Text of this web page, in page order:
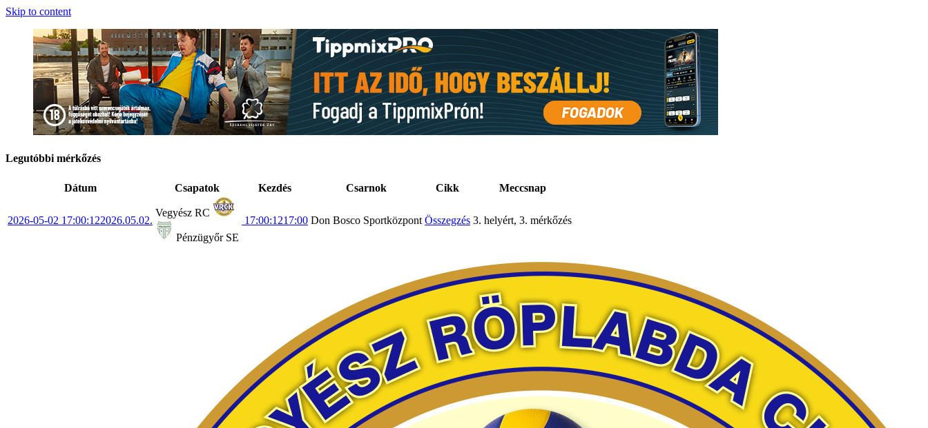
Skip to content
Legutóbbi mérkőzés
Dátum Csapatok Kezdés Csarnok Cikk Meccsnap
2026-05-02 17:00:122026.05.02.
Vegyész RC
Pénzügyőr SE
17:00:1217:00 Don Bosco Sportközpont Összegzés 3. helyért, 3. mérkőzés